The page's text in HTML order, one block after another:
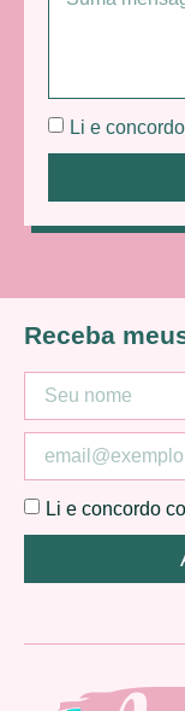
Li e
Receba
Li e concordo